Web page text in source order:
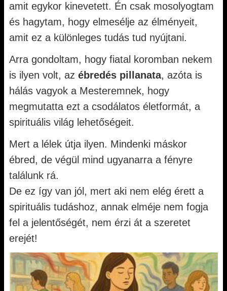
amit egykor kinevetett. Én csak mosolyogtam
és hagytam, hogy elmesélje az élményeit,
amit ez a különleges tudás tud nyújtani.
Arra gondoltam, hogy fiatal koromban nekem
is ilyen volt, az ébredés pillanata, azóta is
hálás vagyok a Mesteremnek, hogy
megmutatta ezt a csodálatos életformát, a
spirituális világ lehetőségeit.
Mert a lélek útja ilyen. Mindenki máskor
ébred, de végül mind ugyanarra a fényre
találunk rá.
De ez így van jól, mert aki nem elég érett a
spirituális tudáshoz, annak elméje nem fogja
fel a jelentőségét, nem érzi át a szeretet
erejét!